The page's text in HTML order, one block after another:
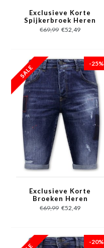
Exclusieve Korte
Spijkerbroek Heren
Stretch - 1041 - Blauw
€69,99 €52,49
-25%
Exclusieve Korte
Broeken Heren
Stretch - 1020 - Blauw
€69,99 €52,49
-20%